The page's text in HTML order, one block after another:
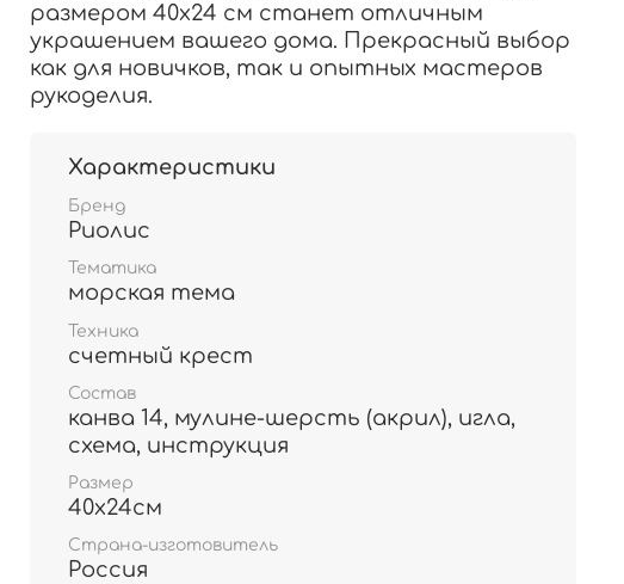
размером 40х24 см станет отличным
украшением вашего дома. Прекрасный выбор
как для новичков, так и опытных мастеров
рукоделия.
Характеристики
Бренд
Риолис
Тематика
морская тема
Техника
счетный крест
Состав
канва 14, мулине-шерсть (акрил), игла,
схема, инструкция
Размер
40х24см
Страна-изготовитель
Россия